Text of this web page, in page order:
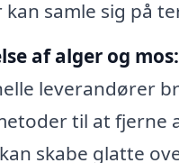
samle sig på
af alger og mos:
leverandører
til at fjerne
skabe glatte